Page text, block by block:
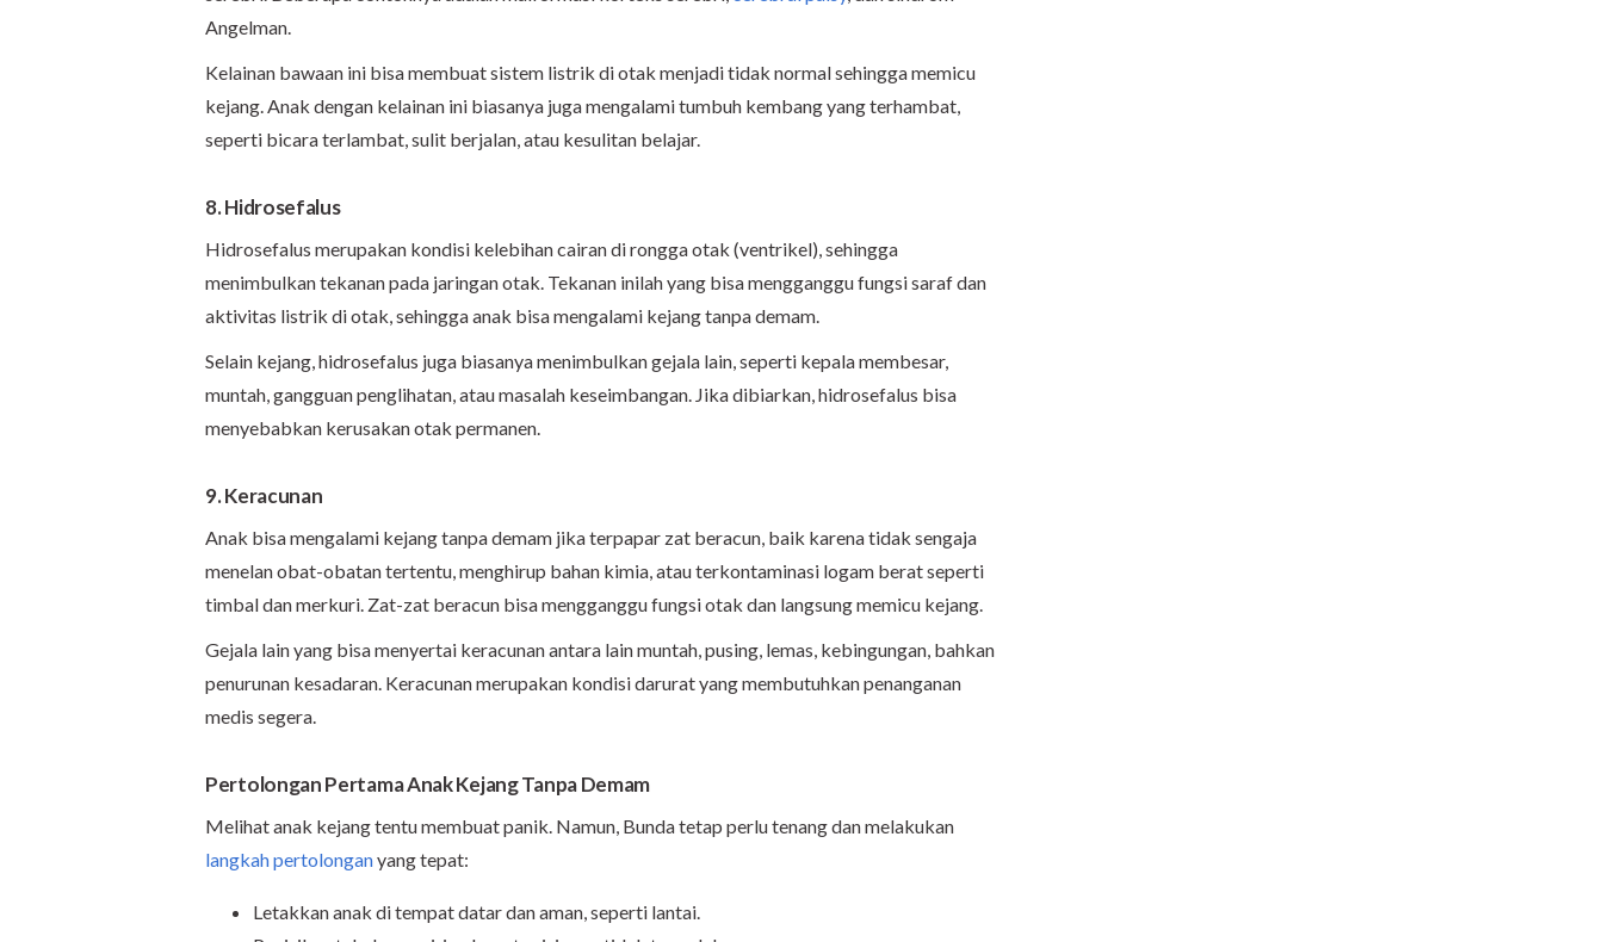
Angelman.
Kelainan bawaan ini bisa membuat sistem listrik di otak menjadi tidak normal sehingga memicu
kejang. Anak dengan kelainan ini biasanya juga mengalami tumbuh kembang yang terhambat,
seperti bicara terlambat, sulit berjalan, atau kesulitan belajar.
8. Hidrosefalus
Hidrosefalus merupakan kondisi kelebihan cairan di rongga otak (ventrikel), sehingga
menimbulkan tekanan pada jaringan otak. Tekanan inilah yang bisa mengganggu fungsi saraf dan
aktivitas listrik di otak, sehingga anak bisa mengalami kejang tanpa demam.
Selain kejang, hidrosefalus juga biasanya menimbulkan gejala lain, seperti kepala membesar,
muntah, gangguan penglihatan, atau masalah keseimbangan. Jika dibiarkan, hidrosefalus bisa
menyebabkan kerusakan otak permanen.
9. Keracunan
Anak bisa mengalami kejang tanpa demam jika terpapar zat beracun, baik karena tidak sengaja
menelan obat-obatan tertentu, menghirup bahan kimia, atau terkontaminasi logam berat seperti
timbal dan merkuri. Zat-zat beracun bisa mengganggu fungsi otak dan langsung memicu kejang.
Gejala lain yang bisa menyertai keracunan antara lain muntah, pusing, lemas, kebingungan, bahkan
penurunan kesadaran. Keracunan merupakan kondisi darurat yang membutuhkan penanganan
medis segera.
Pertolongan Pertama Anak Kejang Tanpa Demam
Melihat anak kejang tentu membuat panik. Namun, Bunda tetap perlu tenang dan melakukan
langkah pertolonganyang tepat:
Letakkan anak di tempat datar dan aman, seperti lantai.